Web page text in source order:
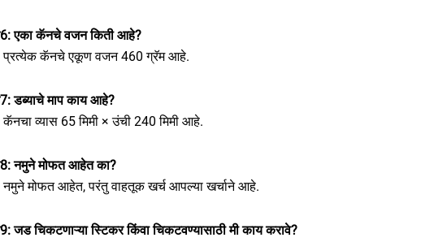
एका कॅनचे वजन किती आहे?
प्रत्येक कॅनचे एकूण वजन 460 ग्रॅम आहे.
डब्याचे माप काय आहे?
कॅनचा व्यास 65 मिमी × उंची 240 मिमी आहे.
नमुने मोफत आहेत का?
नमुने मोफत आहेत, परंतु वाहतूक खर्च आपल्या खर्चाने आहे.
जड चिकटणाऱ्या स्टिकर किंवा चिकटवण्यासाठी मी काय करावे?